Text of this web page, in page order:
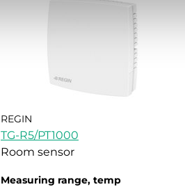
REGIN
TG-R5/PT1000
Room sensor
Measuring range, temp